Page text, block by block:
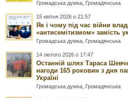
Громадська думка Громадянська
15 квітня 2026 о 21:57
Як і чому під час війни
«антисемітизмом» замість
Громадська думка Громадянська
14 лютого 2026 о 17:47
Останній шлях Тараса
нагоди 165 роковин з дня
Україні
Громадська думка Громадянська